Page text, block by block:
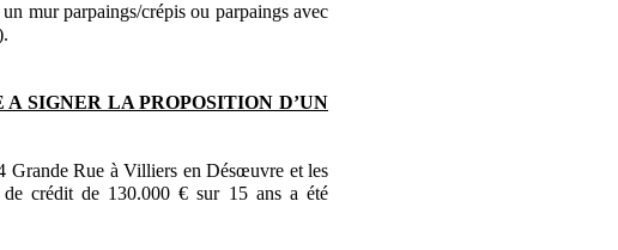
mur parpaings/crépis ou parpaings avec
SIGNER LA PROPOSITION D’UN
Grande Rue à Villiers en Désœuvre et les
de crédit de 130.000 € sur 15 ans a été